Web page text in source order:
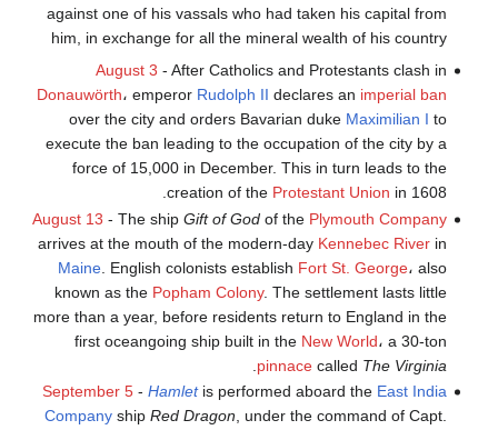
against one of his vassals who had taken his capital from
him, in exchange for all the mineral wealth of his country
August 3 - After Catholics and Protestants clash in
Donauwörth، emperor Rudolph II declares an imperial ban
over the city and orders Bavarian duke Maximilian I to
execute the ban leading to the occupation of the city by a
force of 15,000 in December. This in turn leads to the
creation of the Protestant Union in 1608.
August 13 - The ship Gift of Godof the Plymouth Company
arrives at the mouth of the modern-day Kennebec Riverin
Maine. English colonists establish Fort St. George، also
known as the Popham Colony. The settlement lasts little
more than a year, before residents return to England in the
first oceangoing ship built in the New World، a 30-ton
pinnacecalled The Virginia
September 5- Hamletis performed aboard the East India
Companyship Red Dragon , under the command of Capt.